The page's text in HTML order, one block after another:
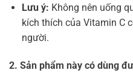
Lưu ý: Không nên uống
kích thích của Vitamin C
người.
2. Sản phẩm này có dùng